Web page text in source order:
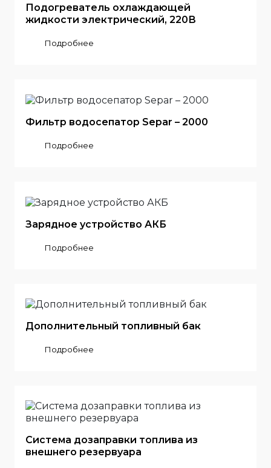
Подогреватель охлаждающей
жидкости электрический, 220В
Подробнее
Фильтр водосепатор Separ – 2000
Подробнее
Зарядное устройство АКБ
Подробнее
Дополнительный топливный бак
Подробнее
Система дозаправки топлива из
внешнего резервуара